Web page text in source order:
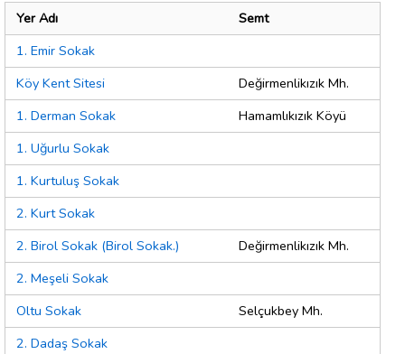
Yer Adı
Semt
1. Emir Sokak
Köy Kent Sitesi
Değirmenlikızık Mh.
1. Derman Sokak
Hamamlıkızık Köyü
1. Uğurlu Sokak
1. Kurtuluş Sokak
2. Kurt Sokak
2. Birol Sokak (Birol Sokak.)
Değirmenlikızık Mh.
2. Meşeli Sokak
Oltu Sokak
Selçukbey Mh.
2. Dadaş Sokak